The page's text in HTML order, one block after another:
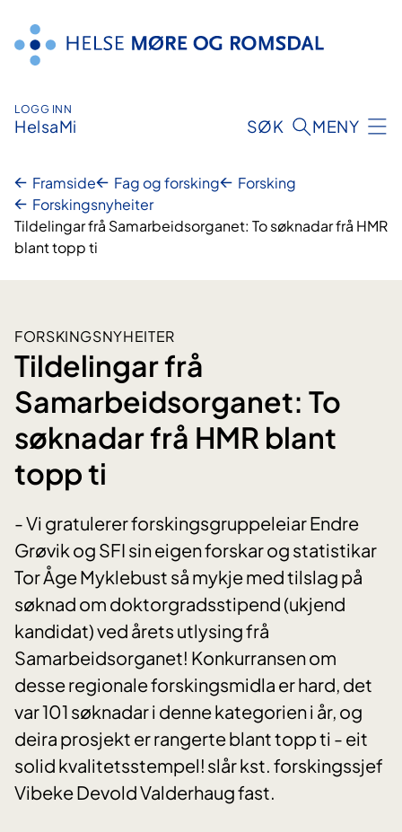
innhald
LOGG INN
HelsaMi SØK MENY
Framside Fag og forsking
Forsking
Forskingsnyheiter
Tildelingar frå Samarbeidsorganet: To søknadar frå HMR
blant topp ti
FORSKINGSNYHEITER
Tildelingar frå
Samarbeidsorganet: To
søknadar frå HMR blant
topp ti
- Vi gratulerer forskingsgruppeleiar Endre
Grøvik og SFI sin eigen forskar og statistikar
Tor Åge Myklebust så mykje med tilslag på
søknad om doktorgradsstipend (ukjend
kandidat) ved årets utlysing frå
Samarbeidsorganet! Konkurransen om
desse regionale forskingsmidla er hard, det
var 101 søknadar i denne kategorien i år, og
deira prosjekt er rangerte blant topp ti - eit
solid kvalitetsstempel! slår kst. forskingssjef
Vibeke Devold Valderhaug fast.